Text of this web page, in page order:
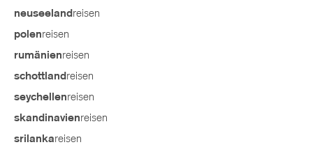
neuseeland reisen
polenreisen
rumänienreisen
schottland reisen
seychellenreisen
skandinavienreisen
srilankareisen